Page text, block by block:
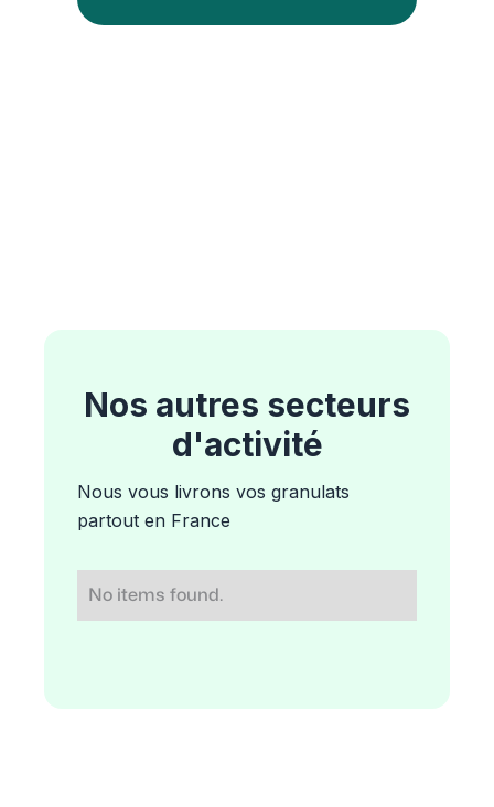
Nos autres secteurs
d'activité
Nous vous livrons vos granulats
partout en France
No items found.